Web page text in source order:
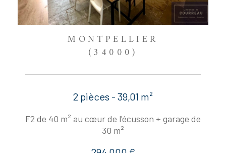
MONTPELLIER
(34000)
2 pièces - 39,01 m²
F2 de 40 m² au cœur de l'écusson + garage de
30 m²